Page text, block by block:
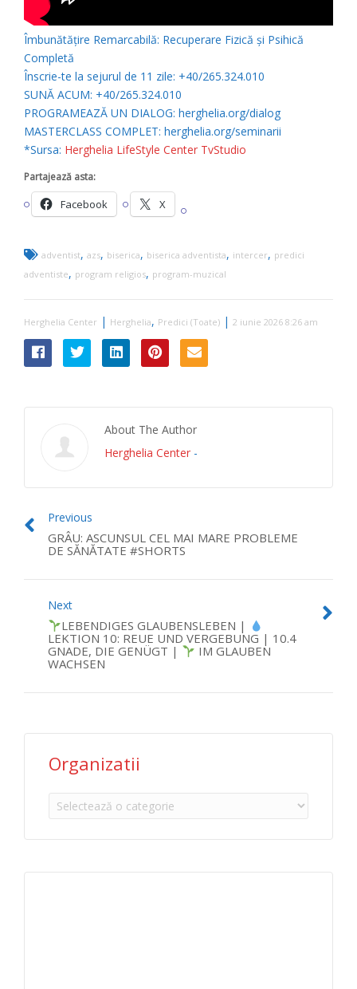
Îmbunătățire Remarcabilă: Recuperare Fizică și Psihică
Completă
Înscrie-te la sejurul de 11 zile: +40/265.324.010
SUNĂ ACUM: +40/265.324.010
PROGRAMEAZĂ UN DIALOG: herghelia.org/dialog
MASTERCLASS COMPLET: herghelia.org/seminarii
*Sursa: Herghelia LifeStyle Center TvStudio
Partajează asta:
Facebook X
adventist, azs, biserica, biserica adventista, intercer, predici
adventiste, program religios, program-muzical
Herghelia Center | Herghelia, Predici (Toate) | 2 iunie 2026 8:26 am
About The Author
Herghelia Center -
Previous
GRÂU: ASCUNSUL CEL MAI MARE PROBLEME
DE SĂNĂTATE #SHORTS
Next
LEBENDIGES GLAUBENSLEBEN |
LEKTION 10: REUE UND VERGEBUNG | 10.4
GNADE, DIE GENÜGT |
IM GLAUBEN
WACHSEN
Organizatii
Organizatii